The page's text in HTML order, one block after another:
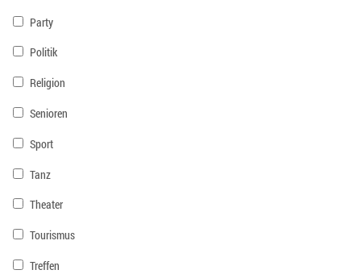
Party
Politik
Religion
Senioren
Sport
Tanz
Theater
Tourismus
Treffen